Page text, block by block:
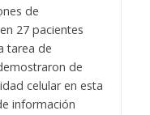
de
27 pacientes
tarea de
de
celular en esta
información